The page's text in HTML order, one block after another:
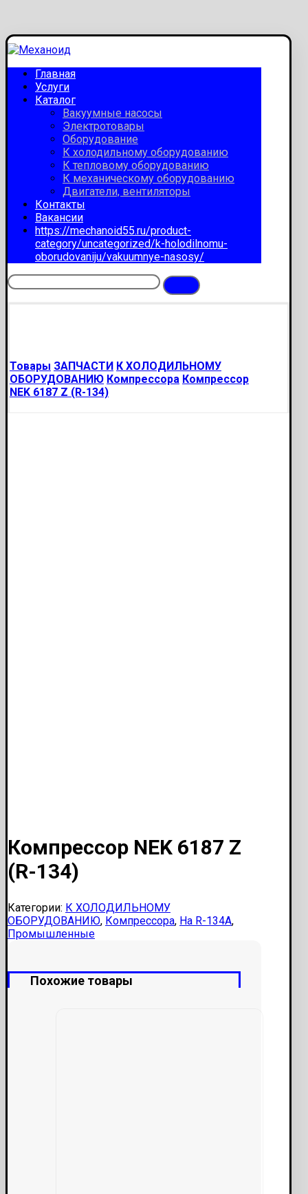
Главная
Услуги
Каталог
Вакуумные насосы
Электротовары
Оборудование
К холодильному оборудованию
К тепловому оборудованию
К механическому оборудованию
Двигатели, вентиляторы
Контакты
Вакансии
https://mechanoid55.ru/product-
category/uncategorized/k-holodilnomu-
oborudovaniju/vakuumnye-nasosy/
Товары ЗАПЧАСТИ К ХОЛОДИЛЬНОМУ
ОБОРУДОВАНИЮ Компрессора Компрессор
NEK 6187 Z (R-134)
Компрессор NEK 6187 Z
(R-134)
Категории: К ХОЛОДИЛЬНОМУ
ОБОРУДОВАНИЮ, Компрессора, На R-134A,
Промышленные
Похожие товары